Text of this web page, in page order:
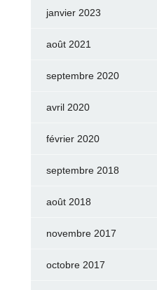
janvier 2023
août 2021
septembre 2020
avril 2020
février 2020
septembre 2018
août 2018
novembre 2017
octobre 2017